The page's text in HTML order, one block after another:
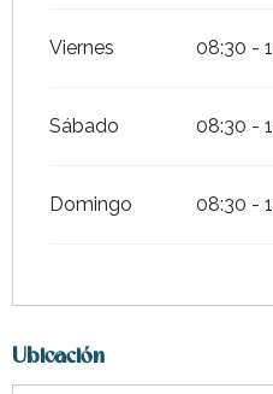
Viernes 08:30 -
Sábado 08:30 -
Domingo 08:30 -
Ubicación